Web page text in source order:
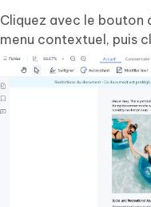
Cliquez avec le bouton
menu contextuel, puis